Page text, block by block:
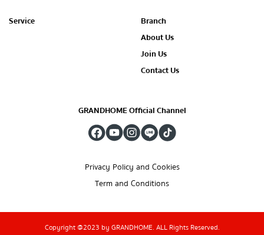
Service
Branch
About Us
Join Us
Contact Us
GRANDHOME Official Channel
Privacy Policy and Cookies
Term and Conditions
Copyright @2023 by GRANDHOME. ALL Rights Reserved.